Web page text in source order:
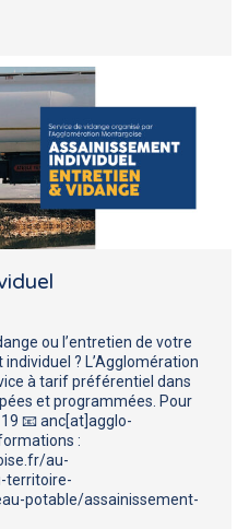
ou l’entretien de votre
? L’Agglomération
à tarif préférentiel dans
et programmées. Pour
📧 anc[at]agglo-
:
au-
territoire-
potable/assainissement-